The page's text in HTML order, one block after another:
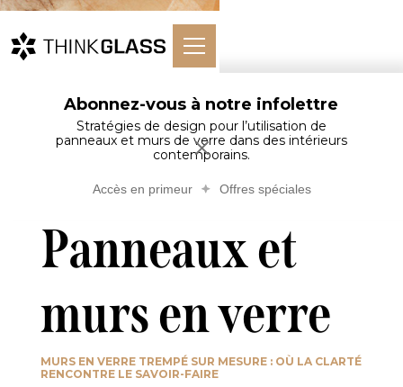
Abonnez-vous à notre infolettre
Stratégies de design pour l’utilisation de
panneaux et murs de verre dans des intérieurs
contemporains.
Accès en primeur Offres spéciales
Accueil Verre Arch… Panneaux et murs en verre
Panneaux et
murs en verre
MURS EN VERRE TREMPÉ SUR MESURE : OÙ LA CLARTÉ
RENCONTRE LE SAVOIR-FAIRE